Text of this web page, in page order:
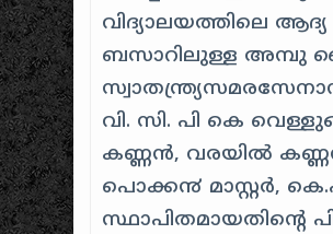
വിദ്യാലയത്തിലെ
ബസാറിലുള്ള അമ്പു
വി. സി. പി കെ
കണ്ണൻ, വരയിൽ
പൊക്ക൯ മാസ്റ്റർ,
സ്ഥാപിതമായതിന്റെ